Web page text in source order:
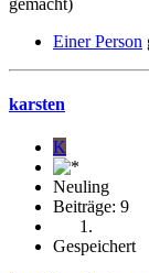
Einer Person
karsten
K
Neuling
Beiträge: 9
Gespeichert